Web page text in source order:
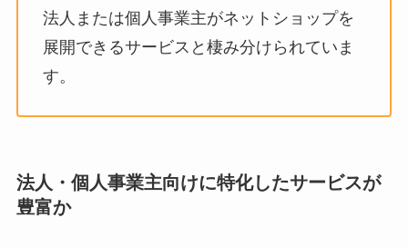
法人または個人事業主がネットショップを
展開できるサービスと棲み分けられていま
す。
法人・個人事業主向けに特化したサービスが
豊富か